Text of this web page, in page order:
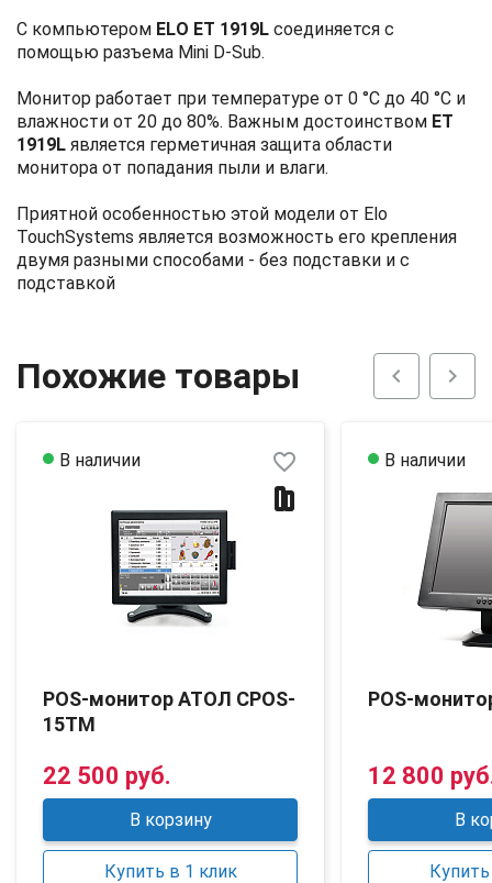
С компьютером ELO ET 1919L соединяется с
помощью разъема Mini D-Sub.
Монитор работает при температуре от 0 °С до 40 °С и
влажности от 20 до 80%. Важным достоинством ET
1919L является герметичная защита области
монитора от попадания пыли и влаги.
Приятной особенностью этой модели от Elo
TouchSystems является возможность его крепления
двумя разными способами - без подставки и с
подставкой
Похожие товары chevron_left chevron_right
POS-монитор АТОЛ CPOS-
15TM
favorite_border
22 500 руб.
В наличии
В корзину
Купить в 1 клик
POS-
12 800
В наличии
В